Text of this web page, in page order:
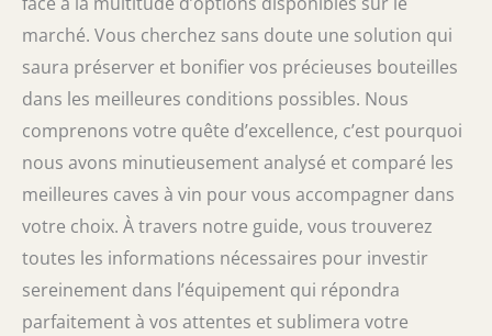
marché. Vous cherchez sans doute une solution qui
saura préserver et bonifier vos précieuses bouteilles
dans les meilleures conditions possibles. Nous
comprenons votre quête d’excellence, c’est pourquoi
nous avons minutieusement analysé et comparé les
meilleures caves à vin pour vous accompagner dans
votre choix. À travers notre guide, vous trouverez
toutes les informations nécessaires pour investir
sereinement dans l’équipement qui répondra
parfaitement à vos attentes et sublimera votre